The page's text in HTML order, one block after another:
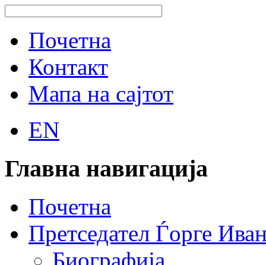
Почетна
Контакт
Мапа на сајтот
EN
Главна навигација
Почетна
Претседател Ѓорге